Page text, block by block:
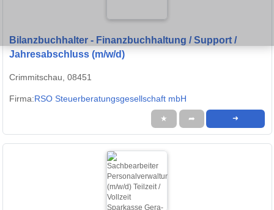
Bilanzbuchhalter - Finanzbuchhaltung / Support /
Jahresabschluss (m/w/d)
Crimmitschau, 08451
Firma:RSO Steuerberatungsgesellschaft mbH
★ ➦ ➜